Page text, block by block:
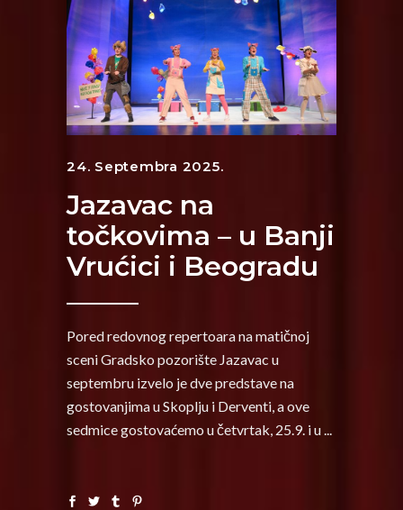
24. Septembra 2025.
Jazavac na
točkovima – u Banji
Vrućici i Beogradu
Pored redovnog repertoara na matičnoj
sceni Gradsko pozorište Jazavac u
septembru izvelo je dve predstave na
gostovanjima u Skoplju i Derventi, a ove
sedmice gostovaćemo u četvrtak, 25.9. i u